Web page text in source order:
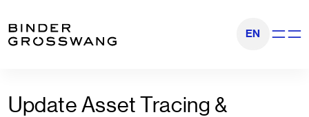
EN
Update Asset Tracing &